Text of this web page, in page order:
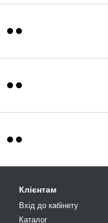
Клієнтам
Вхід до кабінету
Каталог